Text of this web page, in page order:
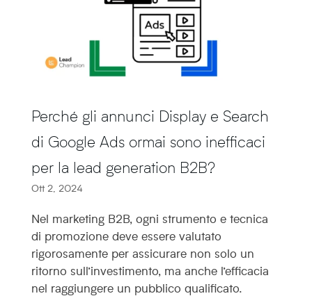
Perché gli annunci Display e Search
di Google Ads ormai sono inefficaci
per la lead generation B2B?
Ott 2, 2024
Nel marketing B2B, ogni strumento e tecnica
di promozione deve essere valutato
rigorosamente per assicurare non solo un
ritorno sull’investimento, ma anche l’efficacia
nel raggiungere un pubblico qualificato.